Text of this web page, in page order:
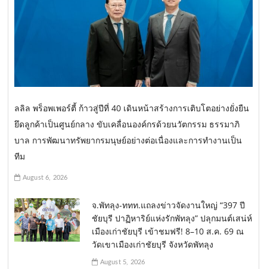
ลลิล พร็อพเพอร์ตี้ ก้าวสู่ปีที่ 40 เดินหน้าสร้างการเติบโตอย่างยั่งยืน
ยึดลูกค้าเป็นศูนย์กลาง ขับเคลื่อนองค์กรด้วยนวัตกรรม ธรรมาภิ
บาล การพัฒนาทรัพยากรมนุษย์อย่างต่อเนื่องและการทำงานเป็น
ทีม
August 6, 2026
จ.พัทลุง-ททท.แถลงข่าวจัดงานใหญ่ “397 ปี
ชัยบุรี ปาฏิหาริย์แห่งรักพัทลุง” ปลุกมนต์เสน่ห์
เมืองเก่าชัยบุรี เข้าชมฟรี! 8–10 ส.ค. 69 ณ
วัดเขาเมืองเก่าชัยบุรี จังหวัดพัทลุง
August 5, 2026